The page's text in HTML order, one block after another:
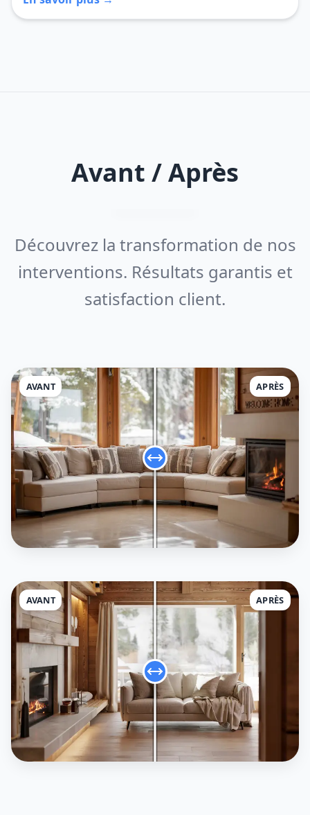
Avant / Après
Découvrez la transformation de nos
interventions. Résultats garantis et
satisfaction client.
AVANT APRÈS
AVANT APRÈS